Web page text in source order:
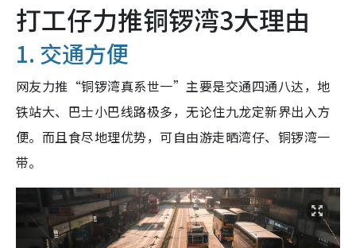
打工仔力推铜锣湾3大理由
1. 交通方便
网友力推“铜锣湾真系世一”主要是交通四通八达，地
铁站大、巴士小巴线路极多，无论住九龙定新界出入方
便。而且食尽地理优势，可自由游走晒湾仔、铜锣湾一
带。